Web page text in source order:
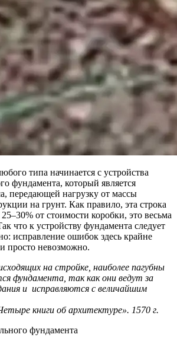
типа начинается с устройства
фундамента, который является
передающей нагрузку от массы
на грунт. Как правило, эта строка
от стоимости коробки, это весьма
что к устройству фундамента следует
исправление ошибок здесь крайне
просто невозможно.
на стройке, наиболее пагубны
фундамента, так как они ведут за
и исправляются с величайшим
книги об архитектуре». 1570 г.